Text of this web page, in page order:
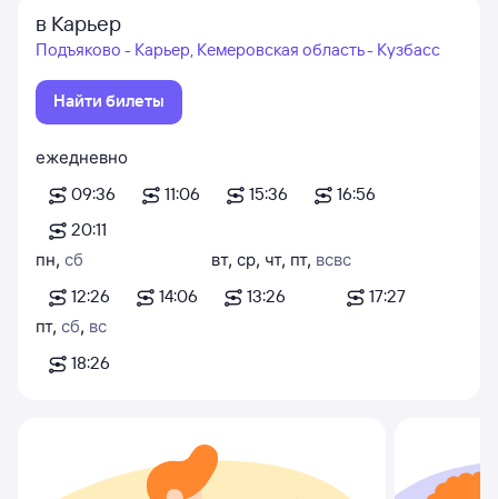
в Карьер
Подъяково - Карьер, Кемеровская область - Кузбасс
Найти билеты
ежедневно
09:36
11:06 15:36
16:56
20:11
пн, сб
12:26
14:06
вт, ср, чт, пт, вс
13:26
вс
17:27
пт, сб, вс
18:26